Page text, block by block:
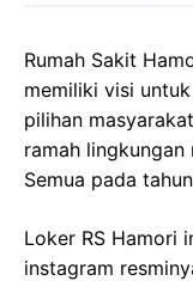
Rumah Sakit
memiliki visi
pilihan
ramah lingkungan
Semua pada
Loker RS Hamori
instagram